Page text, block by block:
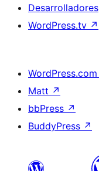
Desarrolladores
WordPress.tv ↗
WordPress.com
Matt ↗
bbPress ↗
BuddyPress ↗